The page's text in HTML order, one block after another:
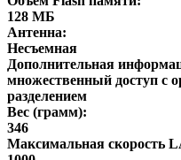
128 МБ
Антенна:
Несъемная
Дополнительная
множественный доступ с
разделением
Вес (грамм):
346
Максимальная скорость